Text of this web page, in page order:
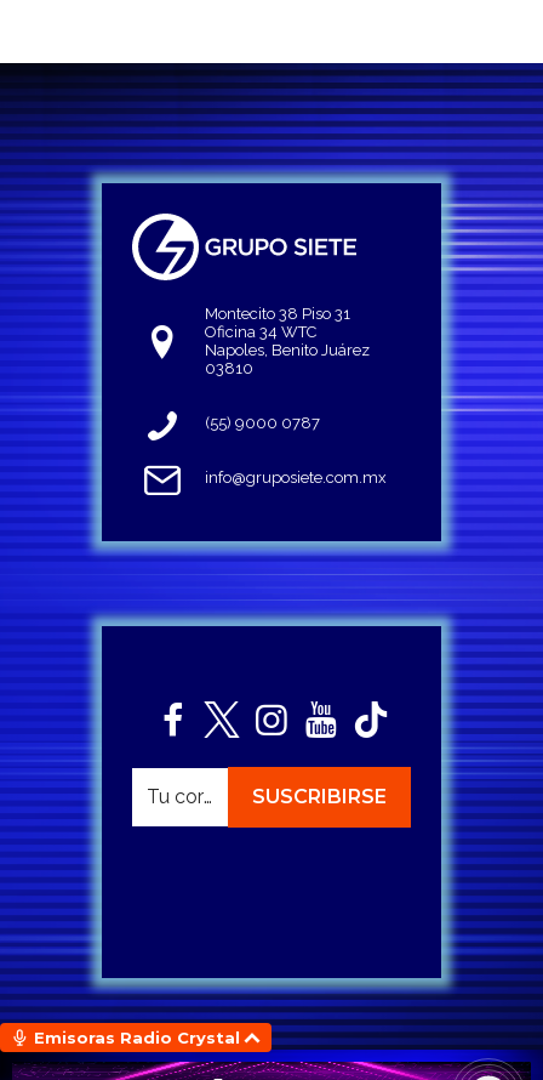
Montecito 38 Piso 31
Oficina 34 WTC
Napoles, Benito Juárez
03810
(55) 9000 0787
info@gruposiete.com.mx
Emisoras Radio Crystal